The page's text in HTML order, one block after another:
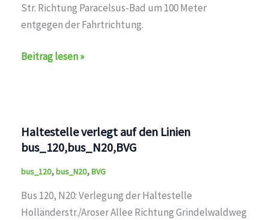
Str. Richtung Paracelsus-Bad um 100 Meter
entgegen der Fahrtrichtung.
Haltestelle
bus_120,bus_N20,BVG
Beitrag lesen »
Haltestelle verlegt auf den Linien
bus_120,bus_N20,BVG
bus_120,bus_N20,BVG
Bus 120, N20: Verlegung der Haltestelle
Holländerstr./Aroser Allee Richtung Grindelwaldweg